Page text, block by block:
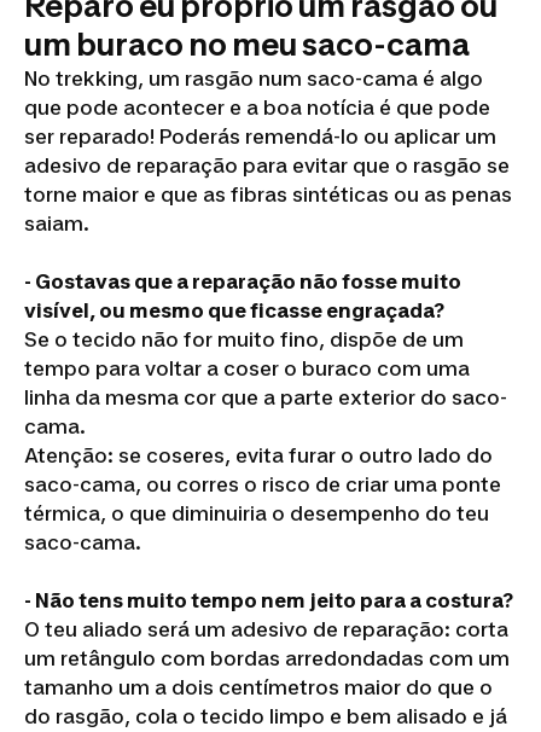
um buraco no meu saco-cama
No trekking, um rasgão num saco-cama é algo
que pode acontecer e a boa notícia é que pode
ser reparado! Poderás remendá-lo ou aplicar um
adesivo de reparação para evitar que o rasgão se
torne maior e que as fibras sintéticas ou as penas
saiam.
- Gostavas que a reparação não fosse muito
visível, ou mesmo que ficasse engraçada?
Se o tecido não for muito fino, dispõe de um
tempo para voltar a coser o buraco com uma
linha da mesma cor que a parte exterior do saco-
cama.
Atenção: se coseres, evita furar o outro lado do
saco-cama, ou corres o risco de criar uma ponte
térmica, o que diminuiria o desempenho do teu
saco-cama.
- Não tens muito tempo nem jeito para a costura?
O teu aliado será um adesivo de reparação: corta
um retângulo com bordas arredondadas com um
tamanho um a dois centímetros maior do que o
do rasgão, cola o tecido limpo e bem alisado e já